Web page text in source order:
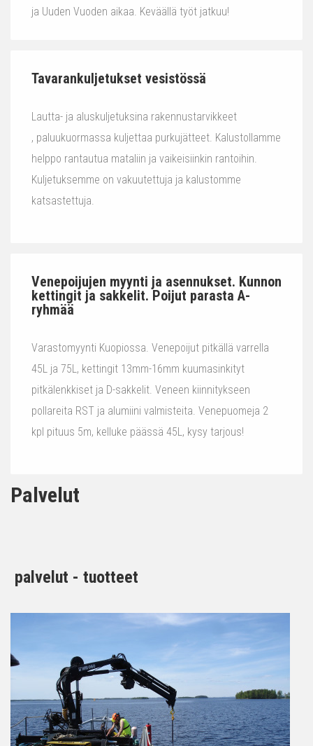
ja Uuden Vuoden aikaa. Keväällä työt jatkuu!
Tavarankuljetukset vesistössä
Lautta- ja aluskuljetuksina rakennustarvikkeet
, paluukuormassa kuljettaa purkujätteet. Kalustollamme
helppo rantautua mataliin ja vaikeisiinkin rantoihin.
Kuljetuksemme on vakuutettuja ja kalustomme
katsastettuja.
Venepoijujen myynti ja asennukset. Kunnon
kettingit ja sakkelit. Poijut parasta A-
ryhmää
Varastomyynti Kuopiossa. Venepoijut pitkällä varrella
45L ja 75L, kettingit 13mm-16mm kuumasinkityt
pitkälenkkiset ja D-sakkelit. Veneen kiinnitykseen
pollareita RST ja alumiini valmisteita. Venepuomeja 2
kpl pituus 5m, kelluke päässä 45L, kysy tarjous!
Palvelut
palvelut - tuotteet